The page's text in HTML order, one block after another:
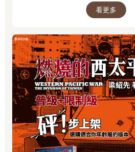
胎宣傳：因為輕浮而做的無謂人工流產
得採取保護措施而人工流產，貪圖「方
Marge Piercy在她詩名取得很棒的作品
我不是你的玉米田，
不是你的鈾礦場，不是讓你
養肥的小牛，不是你擠奶用的乳牛。
你不准拿我當你的工廠。
神父和立法者未持有
我子宮或大腦的股份。
這是我的身體。如果我曾給了你
品在CCC連載中。第五集為最
看更多